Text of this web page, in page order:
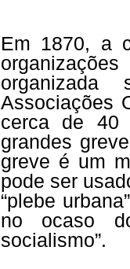
Em 1870, a
organizada
Associações
cerca de 40
grandes
greve é um
pode ser
“plebe
no ocaso
socialismo”.